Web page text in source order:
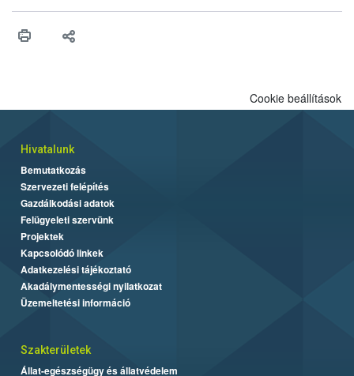
érésű szőlőkben is legyen lehetőség a károsító elleni további
felhasználók számára is elérhető és ökológiai termesztésben is
Cookie beállítások
Hivatalunk
Bemutatkozás
Szervezeti felépítés
Gazdálkodási adatok
Felügyeleti szervünk
Projektek
Kapcsolódó linkek
Adatkezelési tájékoztató
Akadálymentességi nyilatkozat
Üzemeltetési információ
Szakterületek
Állat-egészségügy és állatvédelem